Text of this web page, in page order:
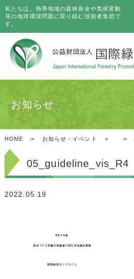
私たちは、熱帯地域の森林保全や気候変動
等の地球環境問題に取り組む技術者集団で
す。
お知らせ
HOME > お知らせ・イベント > >
05_guideline_vis_R4
2022.05.19